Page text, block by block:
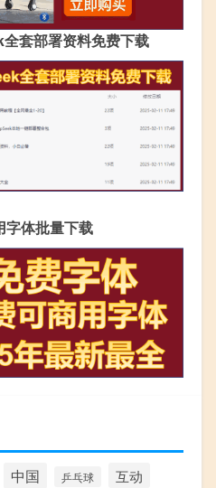
套部署资料免费下载
字体批量下载
中国 乒乓球 互动